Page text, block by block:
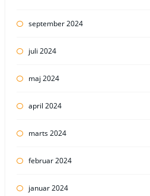
september 2024
juli 2024
maj 2024
april 2024
marts 2024
februar 2024
januar 2024